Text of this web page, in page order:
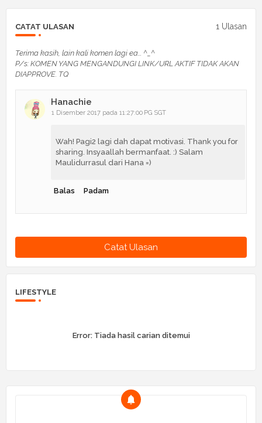
CATAT ULASAN 1 Ulasan
Terima kasih, lain kali komen lagi ea... ^_^
P/s: KOMEN YANG MENGANDUNGI LINK/URL AKTIF TIDAK AKAN
DIAPPROVE. TQ
Hanachie
1 Disember 2017 pada 11:27:00 PG SGT
Wah! Pagi2 lagi dah dapat motivasi. Thank you for
sharing. Insyaallah bermanfaat. :) Salam
Maulidurrasul dari Hana =)
Balas Padam
Catat Ulasan
LIFESTYLE
Error:Tiada hasil carian ditemui